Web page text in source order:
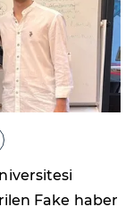
Fake haber